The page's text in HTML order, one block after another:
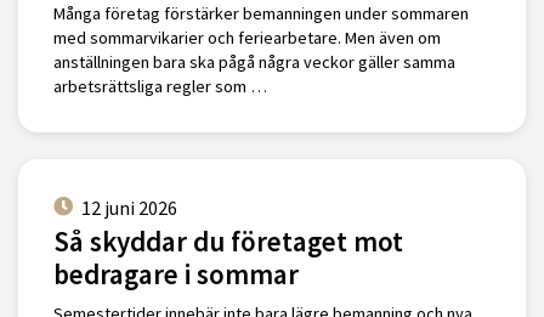
Många företag förstärker bemanningen under sommaren
med sommarvikarier och feriearbetare. Men även om
anställningen bara ska pågå några veckor gäller samma
arbetsrättsliga regler som …
12 juni 2026
Så skyddar du företaget mot
bedragare i sommar